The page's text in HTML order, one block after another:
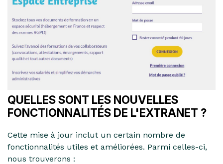
QUELLES SONT LES NOUVELLES
FONCTIONNALITÉS DE L'EXTRANET ?
Cette mise à jour inclut un certain nombre de
fonctionnalités utiles et améliorées. Parmi celles-ci,
nous trouverons :